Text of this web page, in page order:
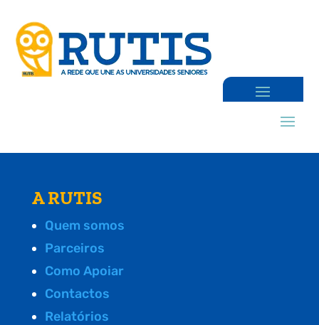
A RUTIS
Quem somos
Parceiros
Como Apoiar
Contactos
Relatórios